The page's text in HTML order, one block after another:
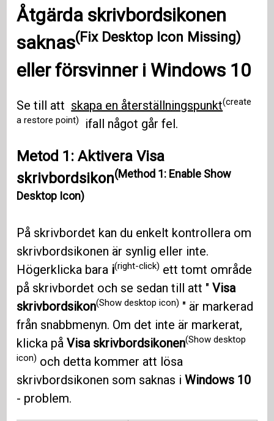
Åtgärda skrivbordsikonen
saknas(Fix Desktop Icon Missing)
eller försvinner i Windows 10
Se till att skapa en återställningspunkt(create
a restore point)
ifall något går fel.
Metod 1: Aktivera Visa
skrivbordsikon(Method 1: Enable Show
Desktop Icon)
På skrivbordet kan du enkelt kontrollera om
skrivbordsikonen är synlig eller inte.
Högerklicka bara i(right-click) ett tomt område
på skrivbordet och se sedan till att "Visa
skrivbordsikon(Show desktop icon) " är markerad
från snabbmenyn. Om det inte är markerat,
klicka påVisa skrivbordsikonen(Show desktop
icon) och detta kommer att lösa
skrivbordsikonen som saknas iWindows 10
- problem.